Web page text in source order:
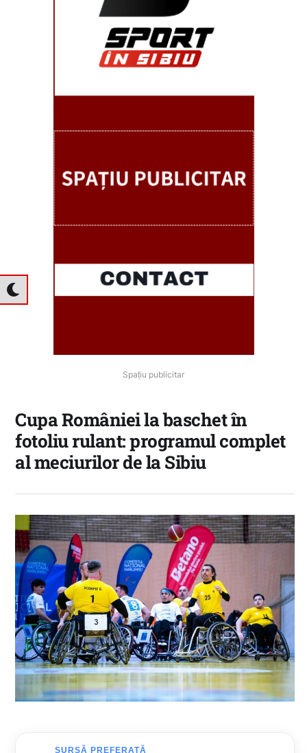
Spațiu publicitar
Cupa României la baschet în
fotoliu rulant: programul complet
al meciurilor de la Sibiu
SURSĂ PREFERATĂ